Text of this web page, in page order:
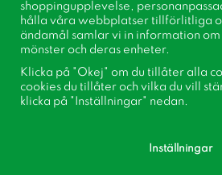
Nyhetsbrev
Om cookies
Inspiration
shoppingupplevelse,
hålla våra webbplatser tillförlitliga
ändamål samlar vi in information
mönster och deras enheter.
Klicka på "Okej" om du tillåter alla
cookies du tillåter och vilka du vill
klicka på "Inställningar" nedan.
Inställningar